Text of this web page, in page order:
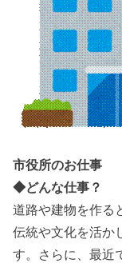
市役所のお仕事
◆どんな仕事？
道路や建物を作る
伝統や文化を活か
す。さらに、最近